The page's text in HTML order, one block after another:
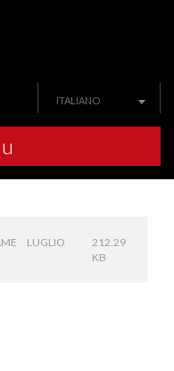
ITALIANO
LUGLIO
212.29
KB